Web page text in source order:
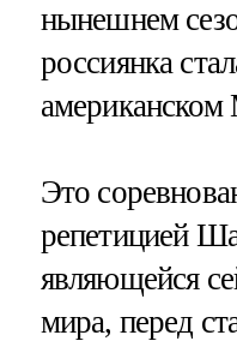
нынешнем
россиянка
Это
репетицией
являющейся
мира, перед